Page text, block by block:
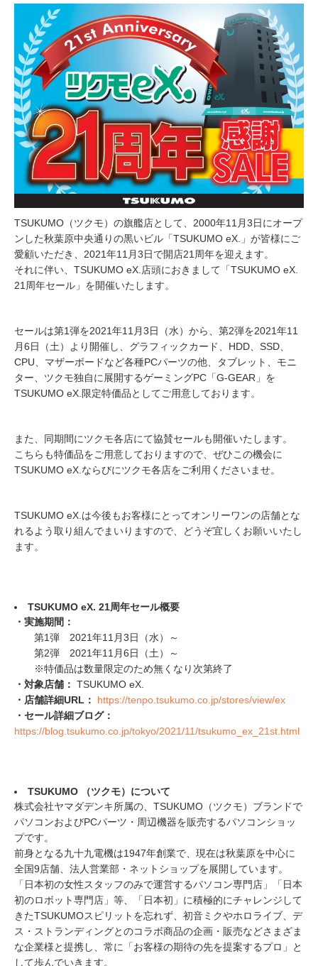
TSUKUMO（ツクモ）の旗艦店として、2000年11月3日にオープ
ンした秋葉原中央通りの黒いビル「TSUKUMO eX.」が皆様にご
愛顧いただき、2021年11月3日で開店21周年を迎えます。
それに伴い、TSUKUMO eX.店頭におきまして「TSUKUMO eX.
21周年セール」を開催いたします。
セールは第1弾を2021年11月3日（水）から、第2弾を2021年11
月6日（土）より開催し、グラフィックカード、HDD、SSD、
CPU、マザーボードなど各種PCパーツの他、タブレット、モニ
ター、ツクモ独自に展開するゲーミングPC「G-GEAR」を
TSUKUMO eX.限定特価品としてご用意しております。
また、同期間にツクモ各店にて協賛セールも開催いたします。
こちらも特価品をご用意しておりますので、ぜひこの機会に
TSUKUMO eX.ならびにツクモ各店をご利用くださいませ。
TSUKUMO eX.は今後もお客様にとってオンリーワンの店舗とな
れるよう取り組んでまいりますので、どうぞ宜しくお願いいたし
ます。
TSUKUMO eX. 21周年セール概要
・実施期間：
第1弾 2021年11月3日（水）～
第2弾 2021年11月6日（土）～
※特価品は数量限定のため無くなり次第終了
・対象店舗： TSUKUMO eX.
・店舗詳細URL：
https://tenpo.tsukumo.co.jp/stores/view/ex
・セール詳細ブログ：
https://blog.tsukumo.co.jp/tokyo/2021/11/tsukumo_ex_21st.html
TSUKUMO （ツクモ）について
株式会社ヤマダデンキ所属の、TSUKUMO（ツクモ）ブランドで
パソコンおよびPCパーツ・周辺機器を販売するパソコンショッ
プです。
前身となる九十九電機は1947年創業で、現在は秋葉原を中心に
全国9店舗、法人営業部・ネットショップを展開しています。
「日本初の女性スタッフのみで運営するパソコン専門店」「日本
初のロボット専門店」等、「日本初」に積極的にチャレンジして
きたTSUKUMOスピリットを忘れず、初音ミクやホロライブ、デ
ス・ストランディングとのコラボ商品の企画・販売などさまざま
な企業様と提携し、常に「お客様の期待の先を提案するプロ」と
して歩んでいきます。